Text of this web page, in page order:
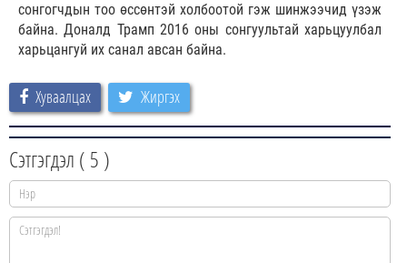
сонгогчдын тоо өссөнтэй холбоотой гэж шинжээчид үзэж
байна. Доналд Трамп 2016 оны сонгуультай харьцуулбал
харьцангуй их санал авсан байна.
Хуваалцах Жиргэх
Сэтгэгдэл ( 5 )